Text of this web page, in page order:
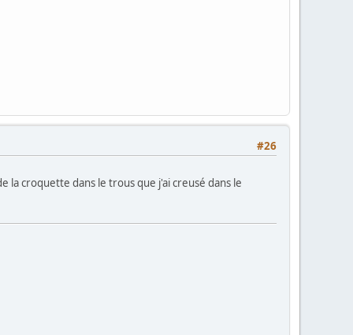
#26
la croquette dans le trous que j'ai creusé dans le